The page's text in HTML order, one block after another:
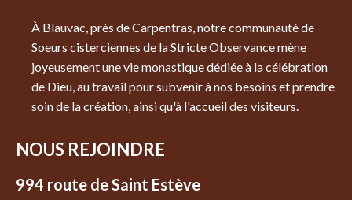
À Blauvac, près de Carpentras, notre communauté de
Soeurs cisterciennes de la Stricte Observance mène
joyeusement une vie monastique dédiée à la célébration
de Dieu, au travail pour subvenir à nos besoins et prendre
soin de la création, ainsi qu'à l'accueil des visiteurs.
NOUS REJOINDRE
994 route de Saint Estève